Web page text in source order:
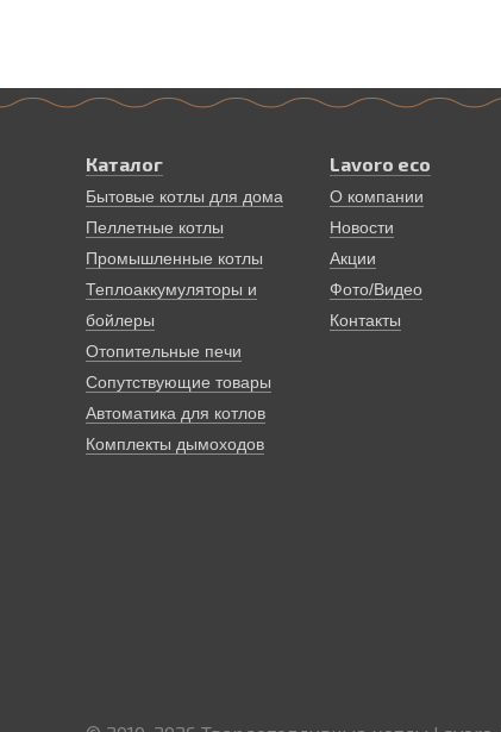
Каталог
Бытовые котлы для дома
Пеллетные котлы
Промышленные котлы
Теплоаккумуляторы и
бойлеры
Отопительные печи
Сопутствующие товары
Автоматика для котлов
Комплекты дымоходов
Lavoro eco
О компании
Новости
Акции
Фото/Видео
Контакты